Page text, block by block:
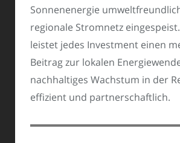
Sonnenenergie
regionale Stromnetz
leistet jedes Investment einen
Beitrag zur lokalen
nachhaltiges Wachstum in der
effizient und partnerschaftlich.